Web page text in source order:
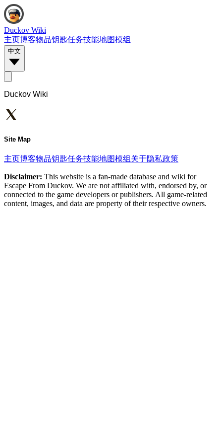
Duckov Wiki
主页博客物品钥匙任务技能地图模组
中文
Duckov Wiki
Site Map
主页博客物品钥匙任务技能地图模组 关于隐私政策
Disclaimer: This website is a fan-made database and wiki for
Escape From Duckov. We are not affiliated with, endorsed by, or
connected to the game developers or publishers. All game-related
content, images, and data are property of their respective owners.